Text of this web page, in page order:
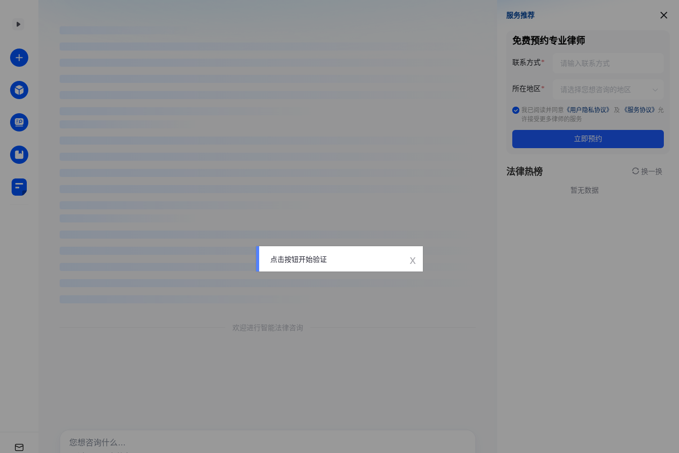
欢迎进行智能法律咨询
服务推荐
服务推荐
免费预约专业律师
联系方式
所在地区
我已阅读并同意 《用户隐私协议》 及 《服务协议》 允
许接受更多律师的服务
立即预约
法律热榜 换一换
暂无数据
点击按钮开始验证 x